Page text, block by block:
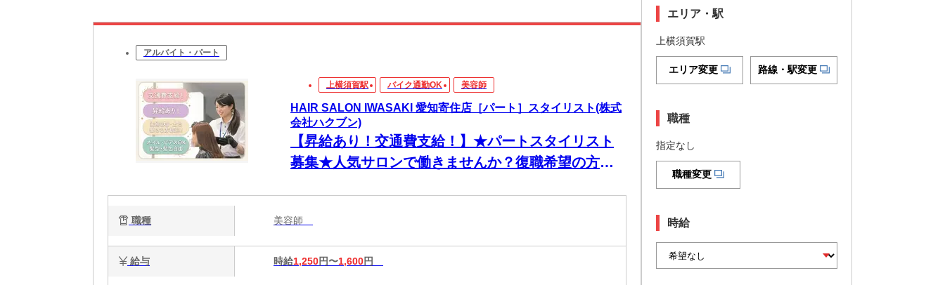
アルバイト・パート
上横須賀駅 バイク通勤OK 美容師
HAIR SALON IWASAKI 愛知寄住店［パート］スタイリスト(株式
会社ハクブン)
【昇給あり！交通費支給！】★パートスタイリスト
募集★人気サロンで働きませんか？復職希望の方大
職種 美容師
給与 時給1,250円〜1,600円
エリア・駅
上横須賀駅
エリア変更 路線・駅変更
職種
指定なし
職種変更
時給